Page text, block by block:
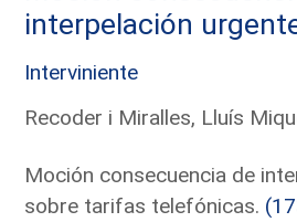
interpelación
Interviniente
Recoder i Miralles, Lluís
Moción consecuencia de
sobre tarifas telefónicas.